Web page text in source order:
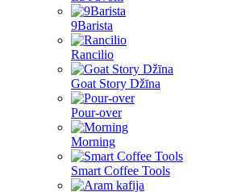
9Barista
Rancilio
Goat Story Džīna
Pour-over
Morning
Smart Coffee Tools